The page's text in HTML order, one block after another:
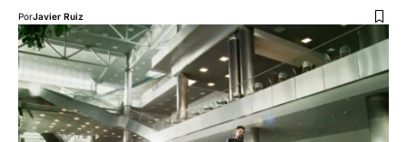
PorJavier Ruiz